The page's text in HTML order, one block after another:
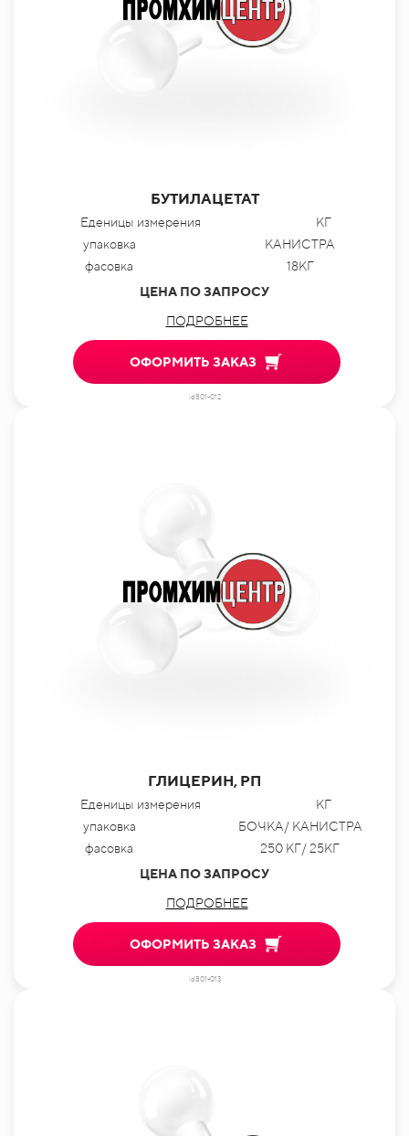
БУТИЛАЦЕТАТ
Еденицы измерения
КГ
упаковка
КАНИСТРА
фасовка
18КГ
ЦЕНА ПО ЗАПРОСУ
ПОДРОБНЕЕ
ОФОРМИТЬ ЗАКАЗ
id801-012
ГЛИЦЕРИН, РП
Еденицы измерения
КГ
упаковка
БОЧКА/ КАНИСТРА
фасовка
250 КГ/ 25КГ
ЦЕНА ПО ЗАПРОСУ
ПОДРОБНЕЕ
ОФОРМИТЬ ЗАКАЗ
id801-013